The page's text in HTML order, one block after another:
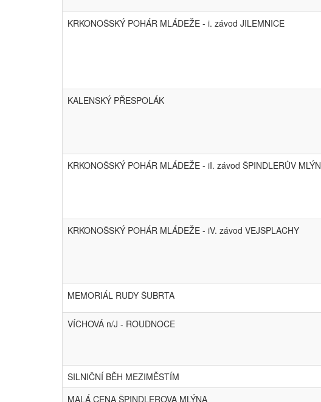
KRKONOŠSKÝ POHÁR MLÁDEŽE - i. závod JILEMNICE
KALENSKÝ PŘESPOLÁK
KRKONOŠSKÝ POHÁR MLÁDEŽE - iI. závod ŠPINDLERŮV MLÝN
KRKONOŠSKÝ POHÁR MLÁDEŽE - iV. závod VEJSPLACHY
MEMORIÁL RUDY ŠUBRTA
VÍCHOVÁ n/J - ROUDNOCE
SILNIČNÍ BĚH MEZIMĚSTÍM
MALÁ CENA ŠPINDLEROVA MLÝNA